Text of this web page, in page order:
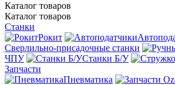
Каталог товаров
Каталог товаров
Станки
Рокит
Сверлильно-присадочные станки
ЧПУ
Станки Б/У
Запчасти
Пневматика